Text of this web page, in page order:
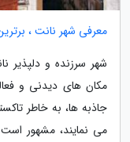
معرفی شهر نانت ،
شهر سرزنده و
مکان های دیدنی و
جاذبه ها، به خاطر
می نمایند، مشهور